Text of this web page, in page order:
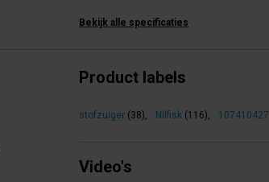
Bekijk alle specificaties
Product labels
stofzuiger (38), Nilfisk (116), 107410427
Video's